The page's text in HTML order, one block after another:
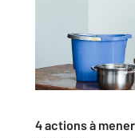
4 actions à